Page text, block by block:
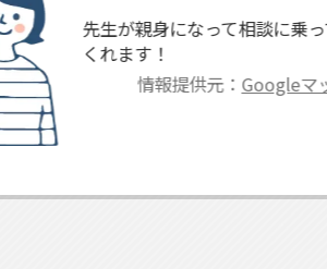
先生が親身になって相談に乗って
くれます！
情報提供元：Googleマップ